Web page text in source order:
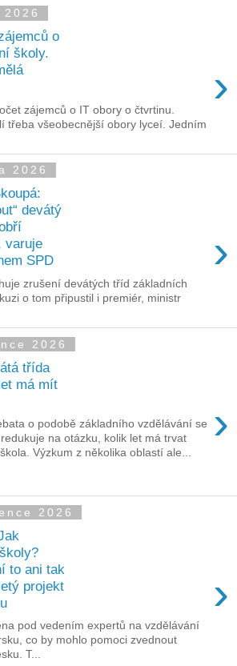
o
školy.
›
zájemců o IT obory o čtvrtinu.
třeba všeobecnější obory lyceí. Jedním
2026
devátý
varuje
SPD
›
zrušení devátých tříd základních
o tom připustil i premiér, ministr
2026
třída
má mít
›
o podobě základního vzdělávání se
na otázku, kolik let má trvat
Výzkum z několika oblastí ale...
2026
to ani tak
projekt
›
pod vedením expertů na vzdělávání
co by mohlo pomoci zvednout
T...